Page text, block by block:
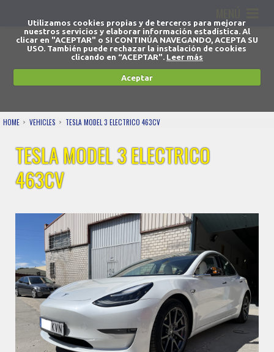
Utilizamos cookies propias y de terceros para mejorar
nuestros servicios y elaborar información estadística. Al
clicar en "ACEPTAR" o SI CONTINÚA NAVEGANDO, ACEPTA SU
USO. También puede rechazar la instalación de cookies
clicando en “ACEPTAR". Leer más
Aceptar
HOME VEHICLES TESLA MODEL 3 ELECTRICO 463CV
TESLA MODEL 3 ELECTRICO
463CV